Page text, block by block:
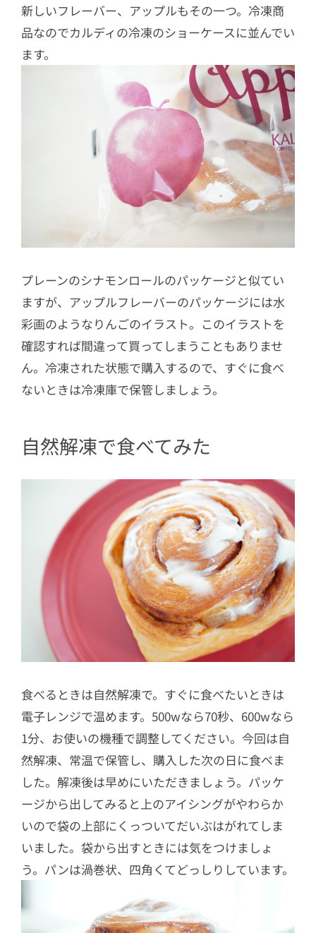
新しいフレーバー、アップルもその一つ。冷凍商
品なのでカルディの冷凍のショーケースに並んでい
ます。
プレーンのシナモンロールのパッケージと似てい
ますが、アップルフレーバーのパッケージには水
彩画のようなりんごのイラスト。このイラストを
確認すれば間違って買ってしまうこともありませ
ん。冷凍された状態で購入するので、すぐに食べ
ないときは冷凍庫で保管しましょう。
自然解凍で食べてみた
食べるときは自然解凍で。すぐに食べたいときは
電子レンジで温めます。500wなら70秒、600wなら
1分、お使いの機種で調整してください。今回は自
然解凍、常温で保管し、購入した次の日に食べま
した。解凍後は早めにいただきましょう。パッケ
ージから出してみると上のアイシングがやわらか
いので袋の上部にくっついてだいぶはがれてしま
いました。袋から出すときには気をつけましょ
う。パンは渦巻状、四角くてどっしりしています。